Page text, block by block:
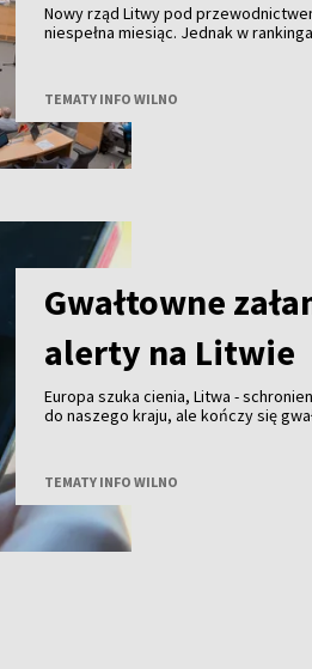
Nowy rząd Litwy pod
niespełna miesiąc. Jednak w
TEMATY INFO WILNO
Gwałtowne
alerty na Litwie
Europa szuka cienia, Litwa -
do naszego kraju, ale kończy się
TEMATY INFO WILNO